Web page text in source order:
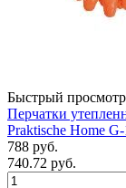
Быстрый просмотр
Перчатки
Praktische Home
788 руб.
740.72 руб.